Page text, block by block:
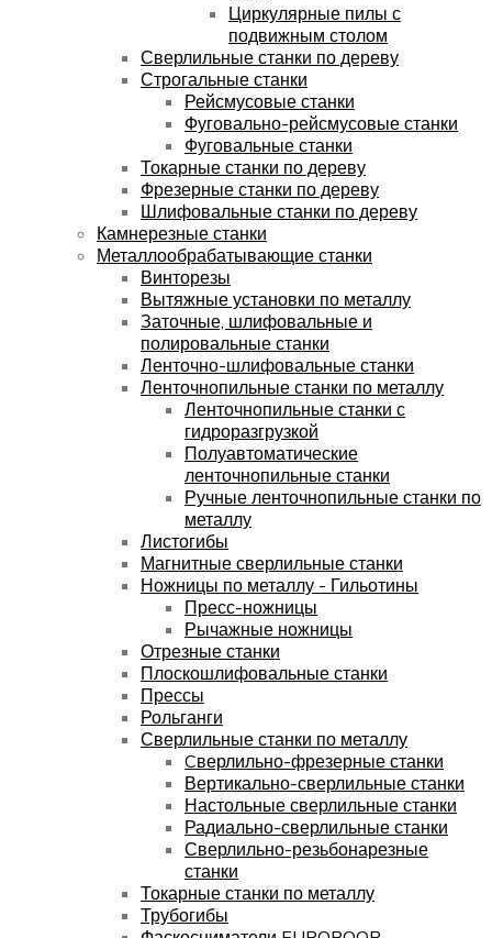
Циркулярные пилы с
подвижным столом
Сверлильные станки по дереву
Строгальные станки
Рейсмусовые станки
Фуговально-рейсмусовые станки
Фуговальные станки
Токарные станки по дереву
Фрезерные станки по дереву
Шлифовальные станки по дереву
Камнерезные станки
Металлообрабатывающие станки
Винторезы
Вытяжные установки по металлу
Заточные, шлифовальные и
полировальные станки
Ленточно-шлифовальные станки
Ленточнопильные станки по металлу
Ленточнопильные станки с
гидроразгрузкой
Полуавтоматические
ленточнопильные станки
Ручные ленточнопильные станки по
металлу
Листогибы
Магнитные сверлильные станки
Ножницы по металлу - Гильотины
Пресс-ножницы
Рычажные ножницы
Отрезные станки
Плоскошлифовальные станки
Прессы
Рольганги
Сверлильные станки по металлу
Cверлильно-фрезерные станки
Вертикально-сверлильные станки
Настольные сверлильные станки
Радиально-сверлильные станки
Сверлильно-резьбонарезные
станки
Токарные станки по металлу
Трубогибы